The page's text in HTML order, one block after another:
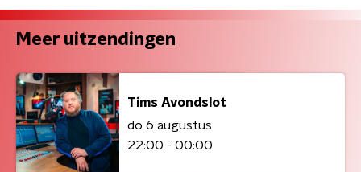
Meer uitzendingen
Tims Avondslot
do 6 augustus
22:00 - 00:00